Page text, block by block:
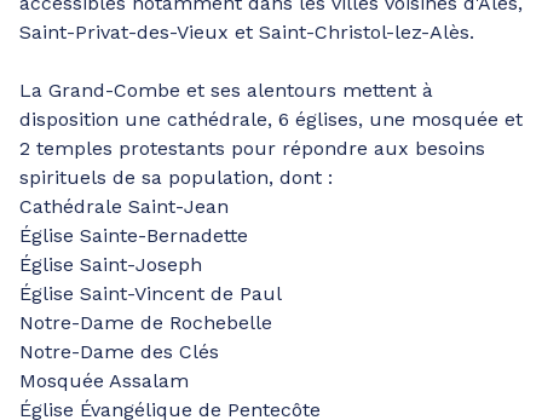
Saint-Privat-des-Vieux et Saint-Christol-lez-Alès.
La Grand-Combe et ses alentours mettent à
disposition une cathédrale, 6 églises, une mosquée et
2 temples protestants pour répondre aux besoins
spirituels de sa population, dont :
Cathédrale Saint-Jean
Église Sainte-Bernadette
Église Saint-Joseph
Église Saint-Vincent de Paul
Notre-Dame de Rochebelle
Notre-Dame des Clés
Mosquée Assalam
Église Évangélique de Pentecôte